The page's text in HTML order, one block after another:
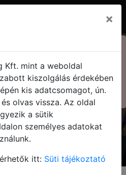
×
Kft. mint a weboldal
kiszolgálás érdekében
kis adatcsomagot, ún.
olvas vissza. Az oldal
a sütik
személyes adatokat
itt: Süti tájékoztató
nap
jegyek!
Tamás
a blogom!